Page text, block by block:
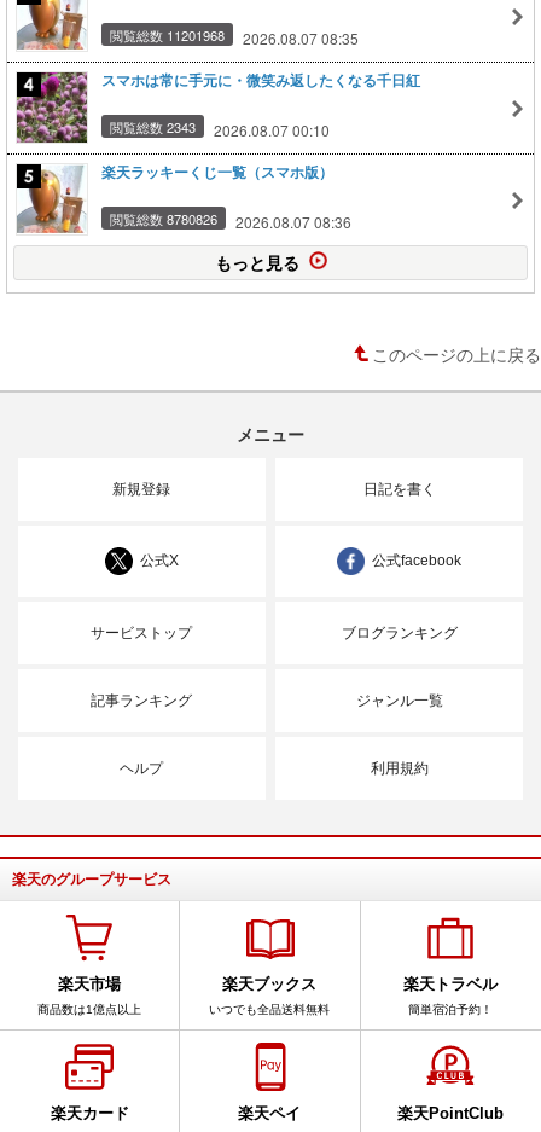
閲覧総数 11201968 2026.08.07 08:35
スマホは常に手元に・微笑み返したくなる千日紅
閲覧総数 2343 2026.08.07 00:10
楽天ラッキーくじ一覧（スマホ版）
閲覧総数 8780826 2026.08.07 08:36
もっと見る
このページの上に戻る
メニュー
新規登録 日記を書く
公式X 公式facebook
サービストップ ブログランキング
記事ランキング ジャンル一覧
ヘルプ 利用規約
楽天のグループサービス
楽天市場
商品数は1億点以上
楽天ブックス
いつでも全品送料無料
楽天トラベル
簡単宿泊予約！
楽天カード 楽天ペイ 楽天PointClub